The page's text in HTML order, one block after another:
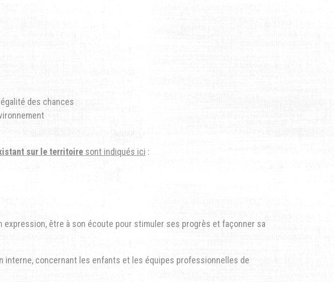
des chances
sur le territoire sont indiqués ici :
être à son écoute pour stimuler ses progrès et façonner sa
interne, concernant les enfants et les équipes professionnelles de